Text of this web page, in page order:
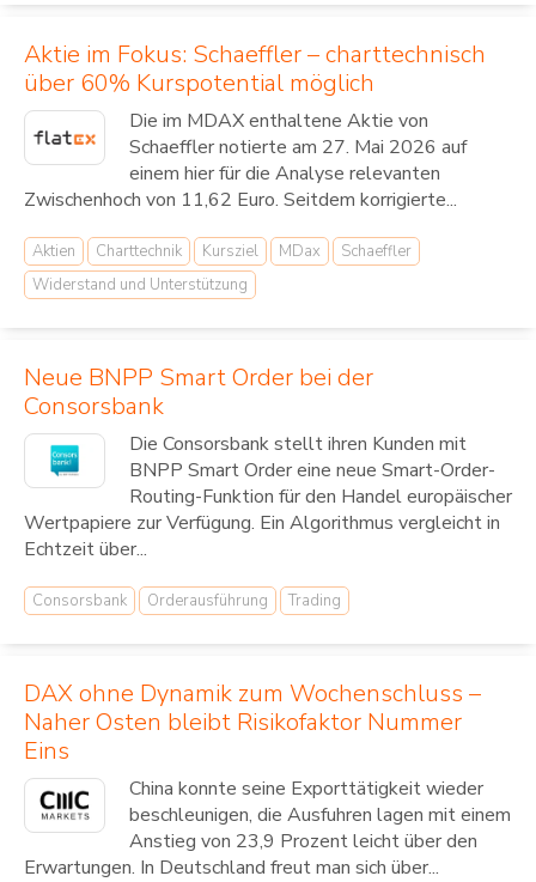
Aktie im Fokus: Schaeffler – charttechnisch
über 60% Kurspotential möglich
Die im MDAX enthaltene Aktie von
Schaeffler notierte am 27. Mai 2026 auf
einem hier für die Analyse relevanten
Zwischenhoch von 11,62 Euro. Seitdem korrigierte...
Aktien Charttechnik Kursziel MDax
Schaeffler
Widerstand und Unterstützung
Neue BNPP Smart Order bei der
Consorsbank
Die Consorsbank stellt ihren Kunden mit
BNPP Smart Order eine neue Smart-Order-
Routing-Funktion für den Handel europäischer
Wertpapiere zur Verfügung. Ein Algorithmus vergleicht in
Echtzeit über...
Consorsbank Orderausführung Trading
DAX ohne Dynamik zum Wochenschluss –
Naher Osten bleibt Risikofaktor Nummer
Eins
China konnte seine Exporttätigkeit wieder
beschleunigen, die Ausfuhren lagen mit einem
Anstieg von 23,9 Prozent leicht über den
Erwartungen. In Deutschland freut man sich über...